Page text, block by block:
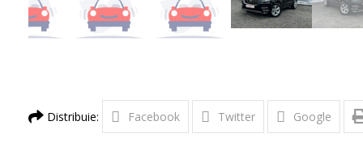
Distribuie: Facebook Twitter Google